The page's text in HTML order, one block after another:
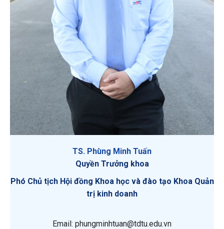
TS. Phùng Minh Tuấn
Quyền Trưởng khoa
Phó Chủ tịch Hội đồng Khoa học và đào tạo Khoa Quản
trị kinh doanh
Email: phungminhtuan@tdtu.edu.vn